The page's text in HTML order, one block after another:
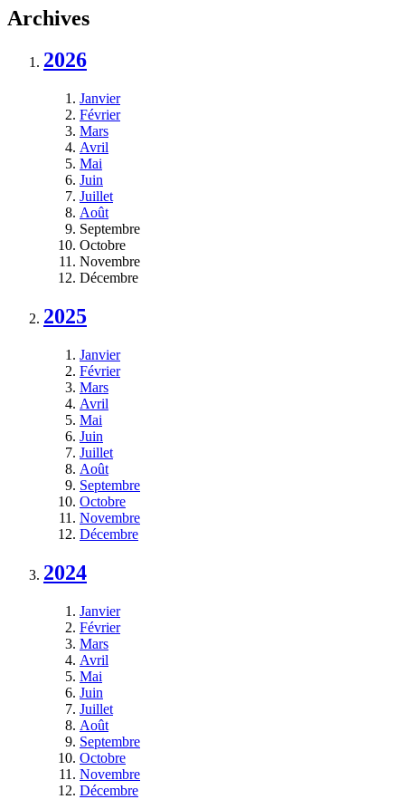
Archives
2026
Janvier
Février
Mars
Avril
Mai
Juin
Juillet
Août
Septembre
Octobre
Novembre
Décembre
2025
Janvier
Février
Mars
Avril
Mai
Juin
Juillet
Août
Septembre
Octobre
Novembre
Décembre
2024
Janvier
Février
Mars
Avril
Mai
Juin
Juillet
Août
Septembre
Octobre
Novembre
Décembre